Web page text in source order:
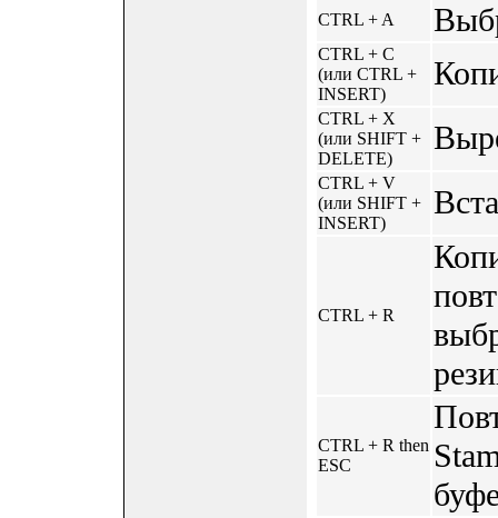
CTRL + A
CTRL + C
(или CTRL +
INSERT)
CTRL + X
(или SHIFT +
DELETE)
CTRL + V
(или SHIFT +
INSERT)
CTRL + R
CTRL + R then
ESC